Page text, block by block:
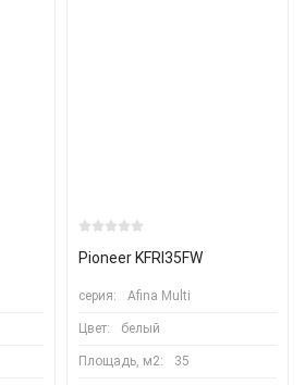
Pioneer KFRI35FW
серия: Afina Multi
Цвет: белый
Площадь, м2: 35